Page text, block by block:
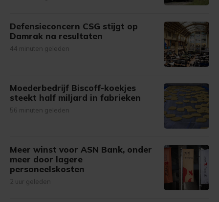
Defensieconcern CSG stijgt op
Damrak na resultaten
44 minuten geleden
Moederbedrijf Biscoff-koekjes
steekt half miljard in fabrieken
56 minuten geleden
Meer winst voor ASN Bank, onder
meer door lagere
personeelskosten
2 uur geleden